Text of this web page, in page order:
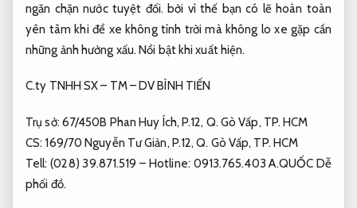
ngăn chặn nước tuyệt đối. bởi vì thế bạn có lẽ hoàn toàn
yên tâm khi để xe không tính trời mà không lo xe gặp cần
những ảnh hưởng xấu.Nổi bật khi xuất hiện.
C.ty TNHH SX – TM – DV BÌNH TIẾN
Trụ sở: 67/450B Phan Huy Ích, P.12, Q. Gò Vấp, TP. HCM
CS: 169/70 Nguyễn Tư Giản, P.12, Q. Gò Vấp, TP. HCM
Tell: (028) 39.871.519 – Hotline: 0913.765.403 A.QUỐC Dễ
phối đồ.